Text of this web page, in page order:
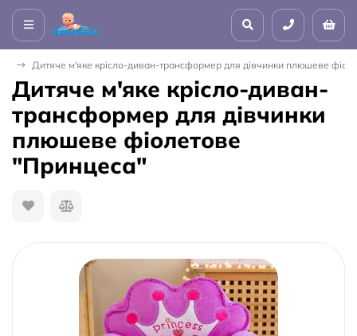
Дитяче м'яке крісло-диван-трансформер для дівчинки плюшеве
Дитяче м'яке крісло-диван-
трансформер для дівчинки
плюшеве фіолетове
"Принцеса"